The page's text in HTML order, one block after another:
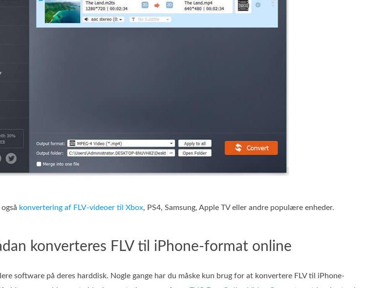
konvertering af FLV-videoer til Xbox, PS4, Samsung, Apple TV eller andre populære enheder.
konverteres FLV til iPhone-format online
software på deres harddisk. Nogle gange har du måske kun brug for at konvertere FLV til iPhone-